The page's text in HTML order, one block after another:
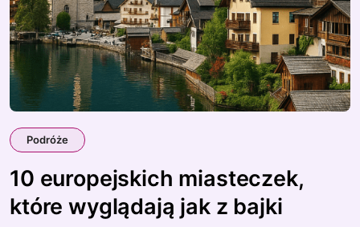
Podróże
10 europejskich miasteczek,
które wyglądają jak z bajki